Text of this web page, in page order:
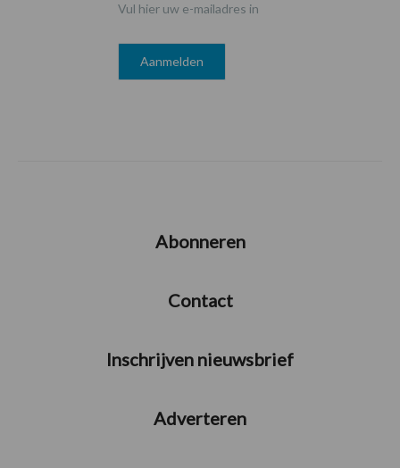
Vul hier uw e-mailadres in
Abonneren
Contact
Inschrijven nieuwsbrief
Adverteren